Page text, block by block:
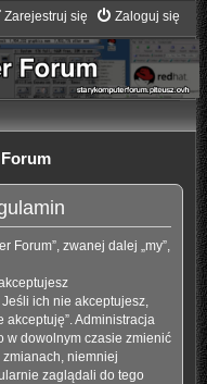
Zaloguj się
Zarejestruj się
Forum”, zwanej dalej „my”,
ich nie akceptujesz,
akceptuję”. Administracja
w dowolnym czasie zmienić
niemniej
zaglądali do tego